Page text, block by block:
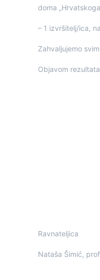
doma
– 1 izvršitelj/ica,
Zahvaljujemo
Objavom
Ravnateljica
Nataša Šimić,